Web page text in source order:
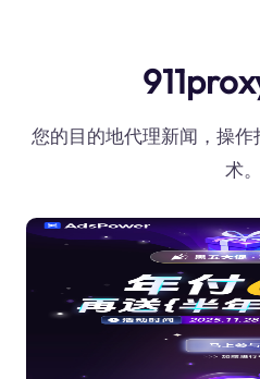
您的目的地代理新闻，操
术。